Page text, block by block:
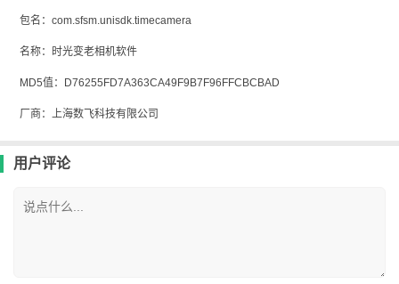
包名：com.sfsm.unisdk.timecamera
名称：时光变老相机软件
MD5值：D76255FD7A363CA49F9B7F96FFCBCBAD
厂商：上海数飞科技有限公司
用户评论